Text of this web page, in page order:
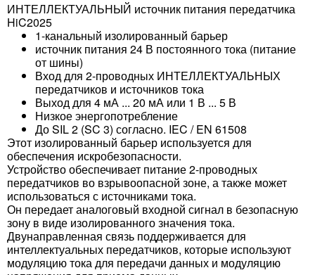
ИНТЕЛЛЕКТУАЛЬНЫЙ источник питания передатчика
HiC2025
1-канальный изолированный барьер
источник питания 24 В постоянного тока (питание
от шины)
Вход для 2-проводных ИНТЕЛЛЕКТУАЛЬНЫХ
передатчиков и источников тока
Выход для 4 мА ... 20 мА или 1 В ... 5 В
Низкое энергопотребление
До SIL 2 (SC 3) согласно. IEC / EN 61508
Этот изолированный барьер используется для
обеспечения искробезопасности.
Устройство обеспечивает питание 2-проводных
передатчиков во взрывоопасной зоне, а также может
использоваться с источниками тока.
Он передает аналоговый входной сигнал в безопасную
зону в виде изолированного значения тока.
Двунаправленная связь поддерживается для
интеллектуальных передатчиков, которые используют
модуляцию тока для передачи данных и модуляцию